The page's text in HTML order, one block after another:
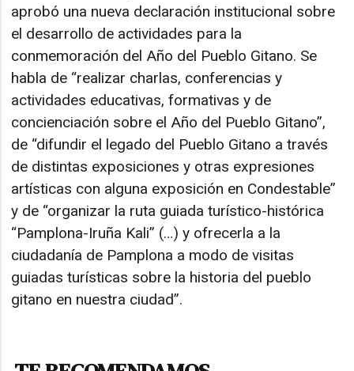
aprobó una nueva declaración institucional sobre
el desarrollo de actividades para la
conmemoración del Año del Pueblo Gitano. Se
habla de “realizar charlas, conferencias y
actividades educativas, formativas y de
concienciación sobre el Año del Pueblo Gitano”,
de “difundir el legado del Pueblo Gitano a través
de distintas exposiciones y otras expresiones
artísticas con alguna exposición en Condestable”
y de “organizar la ruta guiada turístico-histórica
“Pamplona-Iruña Kali” (…) y ofrecerla a la
ciudadanía de Pamplona a modo de visitas
guiadas turísticas sobre la historia del pueblo
gitano en nuestra ciudad”.